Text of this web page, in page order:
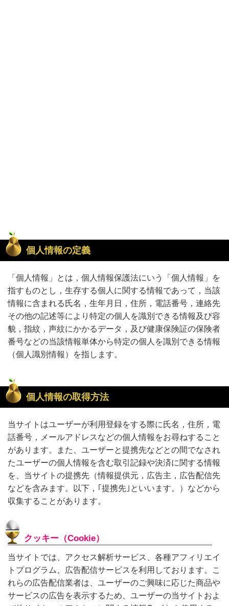
個人情報の定義
「個人情報」とは，個人情報保護法にいう「個人情報」を
指すものとし，生存する個人に関する情報であって，当該
情報に含まれる氏名，生年月日，住所，電話番号，連絡先
その他の記述等により特定の個人を識別できる情報及び容
貌，指紋，声紋にかかるデータ，及び健康保険証の保険者
番号などの当該情報単体から特定の個人を識別できる情報
（個人識別情報）を指します。
個人情報の取得方法
当サイトはユーザーが利用登録をする際に氏名，住所，電
話番号，メールアドレスなどの個人情報をお尋ねすること
があります。また、ユーザーと提携先などとの間でなされ
たユーザーの個人情報を含む取引記録や決済に関する情報
を、当サイトの提携先（情報提供元，広告主，広告配信先
などを含みます。以下，｢提携先｣といいます。）などから
収集することがあります。
クッキー（Cookie）
当サイトでは、アクセス解析サービス、各種アフィリエイ
トプログラム、広告配信サービスを利用しております。こ
れらの広告配信業者は、ユーザーのご興味に応じた商品や
サービスの広告を表示するため、ユーザーの当サイトおよ